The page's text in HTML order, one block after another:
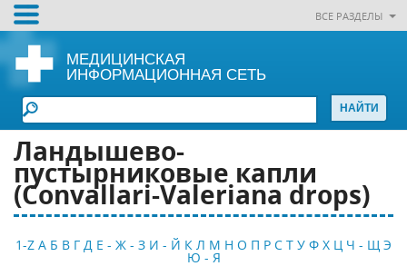
ВСЕ РАЗДЕЛЫ
МЕДИЦИНСКАЯ
ИНФОРМАЦИОННАЯ СЕТЬ
Ландышево-
пустырниковые капли
(Convallari-Valeriana drops)
1-Z А Б В Г Д Е - Ж - З И - Й К Л М Н О П Р С Т У Ф Х Ц Ч - Щ Э
Ю - Я